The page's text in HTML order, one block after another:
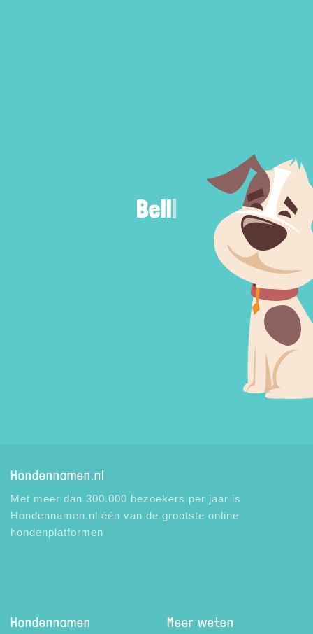
Max|
Hondennamen.nl
Met meer dan 300.000 bezoekers per jaar is
Hondennamen.nl één van de grootste online
hondenplatformen
Hondennamen Meer weten